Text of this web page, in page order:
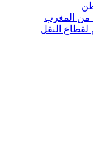
من المغرب
النقل